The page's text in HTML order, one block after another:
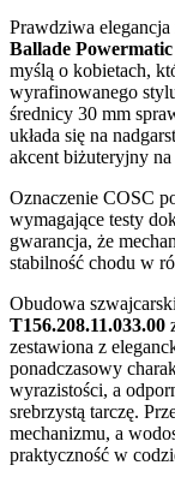
Prawdziwa
Ballade
myślą o kobietach,
wyrafinowanego
średnicy 30 mm
układa się na
akcent biżuteryjny
Oznaczenie COSC
wymagające testy
gwarancja, że
stabilność chodu w
Obudowa
T156.208.11.033.00
zestawiona z
ponadczasowy
wyrazistości, a
srebrzystą tarczę.
mechanizmu, a
praktyczność w